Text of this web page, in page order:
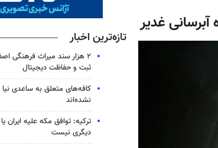
تازه‌ترین اخبار
۲ هزار سند میراث فرهنگی
ثبت و حفاظت دیجیتال
کافه‌های متعلق به ساعدی
نشده‌اند
ترکیه: توافق مکه علیه ایران
دیگری نیست